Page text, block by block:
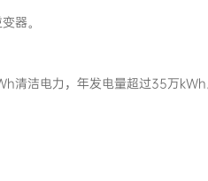
器。
清洁电力，年发电量超过35万